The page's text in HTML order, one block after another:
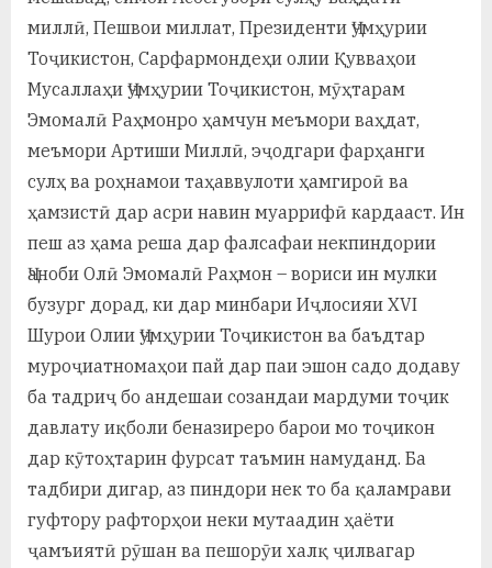
миллӣ, Пешвои миллат, Президенти Ҷумҳурии
Тоҷикистон, Сарфармондеҳи олии Қувваҳои
Мусаллаҳи Ҷумҳурии Тоҷикистон, мӯҳтарам
Эмомалӣ Раҳмонро ҳамчун меъмори ваҳдат,
меъмори Артиши Миллӣ, эҷодгари фарҳанги
сулҳ ва роҳнамои таҳаввулоти ҳамгироӣ ва
ҳамзистӣ дар асри навин муаррифӣ кардааст. Ин
пеш аз ҳама реша дар фалсафаи некпиндории
Ҷаноби Олӣ Эмомалӣ Раҳмон – вориси ин мулки
бузург дорад, ки дар минбари Иҷлосияи XVI
Шурои Олии Ҷумҳурии Тоҷикистон ва баъдтар
муроҷиатномаҳои пай дар паи эшон садо додаву
ба тадриҷ бо андешаи созандаи мардуми тоҷик
давлату иқболи беназиреро барои мо тоҷикон
дар кӯтоҳтарин фурсат таъмин намуданд. Ба
тадбири дигар, аз пиндори нек то ба қаламрави
гуфтору рафторҳои неки мутаадин ҳаёти
ҷамъиятӣ рӯшан ва пешорӯи халқ ҷилвагар